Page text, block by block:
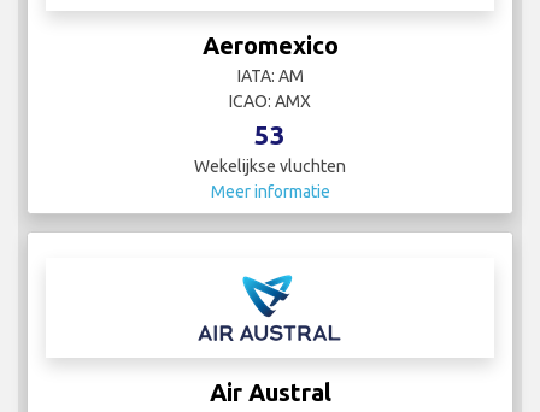
Aeromexico
IATA: AM
ICAO: AMX
53
Wekelijkse vluchten
Meer informatie
Air Austral